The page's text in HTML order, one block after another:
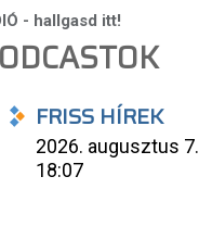
FRISS HÍREK
2026. augusztus 7.
18:07